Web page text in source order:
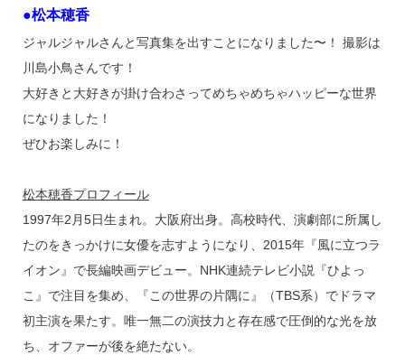
●松本穂香
ジャルジャルさんと写真集を出すことになりました〜！ 撮影は
川島小鳥さんです！
大好きと大好きが掛け合わさってめちゃめちゃハッピーな世界
になりました！
ぜひお楽しみに！
松本穂香プロフィール
1997年2月5日生まれ。大阪府出身。高校時代、演劇部に所属し
たのをきっかけに女優を志すようになり、2015年『風に立つラ
イオン』で長編映画デビュー。NHK連続テレビ小説『ひよっ
こ』で注目を集め、『この世界の片隅に』（TBS系）でドラマ
初主演を果たす。唯一無二の演技力と存在感で圧倒的な光を放
ち、オファーが後を絶たない。